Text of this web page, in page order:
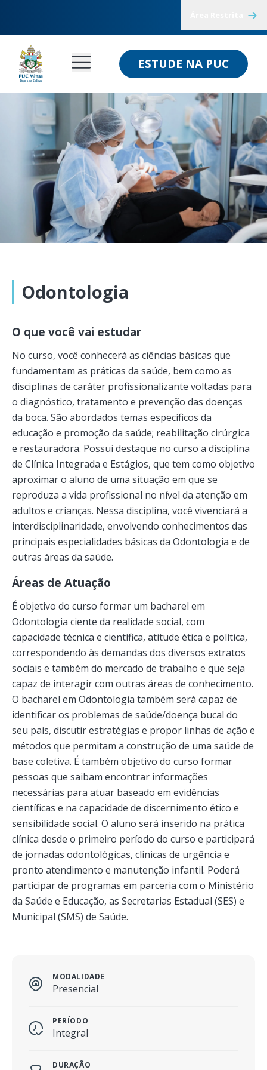
ESTUDE NA PUC
Odontologia
O que você vai estudar
No curso, você conhecerá as ciências básicas que
fundamentam as práticas da saúde, bem como as
disciplinas de caráter profissionalizante voltadas para
o diagnóstico, tratamento e prevenção das doenças
da boca. São abordados temas específicos da
educação e promoção da saúde; reabilitação cirúrgica
e restauradora. Possui destaque no curso a disciplina
de Clínica Integrada e Estágios, que tem como objetivo
aproximar o aluno de uma situação em que se
reproduza a vida profissional no nível da atenção em
adultos e crianças. Nessa disciplina, você vivenciará a
interdisciplinaridade, envolvendo conhecimentos das
principais especialidades básicas da Odontologia e de
outras áreas da saúde.
Áreas de Atuação
É objetivo do curso formar um bacharel em
Odontologia ciente da realidade social, com
capacidade técnica e científica, atitude ética e política,
correspondendo às demandas dos diversos extratos
sociais e também do mercado de trabalho e que seja
capaz de interagir com outras áreas de conhecimento.
O bacharel em Odontologia também será capaz de
identificar os problemas de saúde/doença bucal do
seu país, discutir estratégias e propor linhas de ação e
métodos que permitam a construção de uma saúde de
base coletiva. É também objetivo do curso formar
pessoas que saibam encontrar informações
necessárias para atuar baseado em evidências
científicas e na capacidade de discernimento ético e
sensibilidade social. O aluno será inserido na prática
clínica desde o primeiro período do curso e participará
de jornadas odontológicas, clínicas de urgência e
pronto atendimento e manutenção infantil. Poderá
participar de programas em parceria com o Ministério
da Saúde e Educação, as Secretarias Estadual (SES) e
Municipal (SMS) de Saúde.
MODALIDADE
Presencial
PERÍODO
Integral
DURAÇÃO